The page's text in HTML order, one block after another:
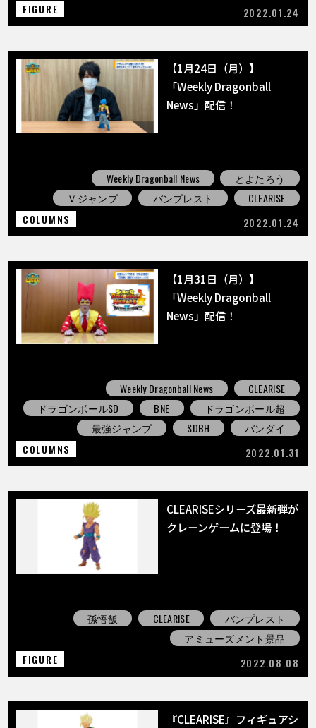
FIGURE
2022.01.24
【1月24日（月）】
「Weekly Dragonball
News」配信！
Weekly Dragonball News
とよたろう
Ｖジャンプ
バンプレスト
CLEARISE
COLUMNS
2022.01.24
【1月31日（月）】
「Weekly Dragonball
News」配信！
Weekly Dragonball News
CLEARISE
ドラゴンボールSD
BNE
ドラゴンボール超
最強ジャンプ
SDBH
バンダイ
COLUMNS
2022.01.31
CLEARISEシリーズ最新弾が
クレーンゲームに登場！
孫悟飯 CLEARISE
バンプレスト
アミューズメント景品
FIGURE
2022.08.08
『CLEARISE』フィギュアシ